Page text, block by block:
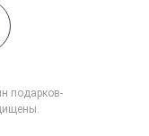
подарков-